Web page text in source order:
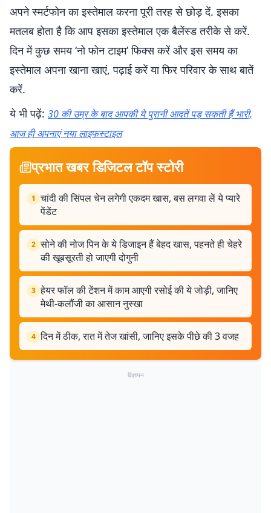
अपने स्मर्टफोन का इस्तेमाल करना पूरी तरह से छोड़ दें. इसका
मतलब होता है कि आप इसका इस्तेमाल एक बैलेंस्ड तरीके से करें.
दिन में कुछ समय ‘नो फोन टाइम’ फिक्स करें और इस समय का
इस्तेमाल अपना खाना खाएं, पढ़ाई करें या फिर परिवार के साथ बातें
करें.
ये भी पढ़ें: 30 की उम्र के बाद आपकी ये पुरानी आदतें पड़ सकती हैं भारी,
आज ही अपनाएं नया लाइफस्टाइल
प्रभात खबर डिजिटल टॉप स्टोरी
1 चांदी की सिंपल चेन लगेगी एकदम खास, बस लगवा लें ये प्यारे
पेंडेंट
2 सोने की नोज पिन के ये डिजाइन हैं बेहद खास, पहनते ही चेहरे
की खूबसूरती हो जाएगी दोगुनी
3 हेयर फॉल की टेंशन में काम आएगी रसोई की ये जोड़ी, जानिए
मेथी-कलौंजी का आसान नुस्खा
4 दिन में ठीक, रात में तेज खांसी, जानिए इसके पीछे की 3 वजह
विज्ञापन